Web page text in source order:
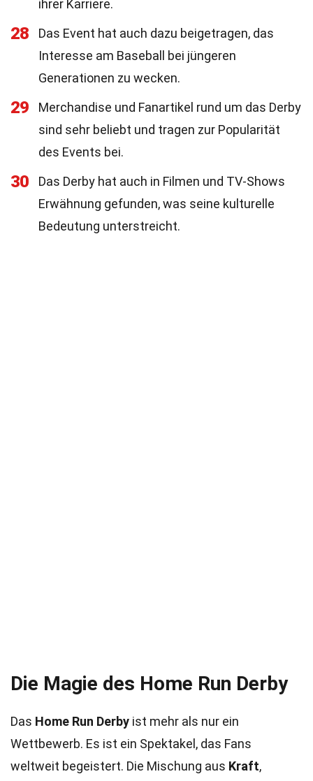
ihrer Karriere.
28
Das Event hat auch dazu beigetragen, das
Interesse am Baseball bei jüngeren
Generationen zu wecken.
29
Merchandise und Fanartikel rund um das Derby
sind sehr beliebt und tragen zur Popularität
des Events bei.
30
Das Derby hat auch in Filmen und TV-Shows
Erwähnung gefunden, was seine kulturelle
Bedeutung unterstreicht.
Die Magie des Home Run Derby
Das Home Run Derby ist mehr als nur ein
Wettbewerb. Es ist ein Spektakel, das Fans
weltweit begeistert. Die Mischung aus Kraft,